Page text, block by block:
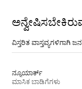
ವಿಸ್ತರಿತ ವಾಸ್ತವ್ಯಗಳಿಗಾಗಿ
ನ್ಯೂಯಾರ್ಕ್
ಮಾಸಿಕ ಬಾಡಿಗೆಗಳು